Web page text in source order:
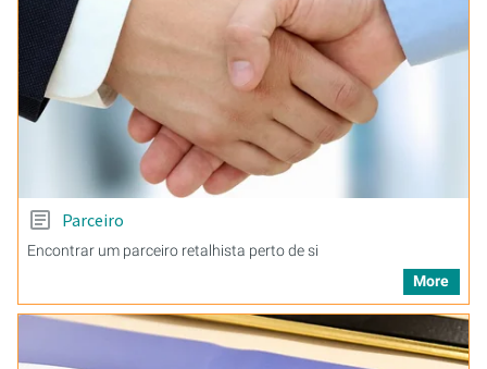
Parceiro
Encontrar um parceiro retalhista perto de si
More